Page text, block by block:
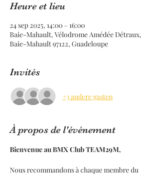
Heure et lieu
24 sep 2025, 14:00 – 16:00
Baie-Mahault, Vélodrome Amédée Détraux,
Baie-Mahault 97122, Guadeloupe
Invités
+3 andere gasten
À propos de l'événement
Bienvenue au BMX Club TEAM29M,
Nous recommandons à chaque membre du